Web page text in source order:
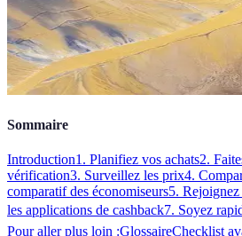
Sommaire
Introduction1. Planifiez vos achats2.
vérification3. Surveillez les prix4.
comparatif des économiseurs5.
les applications de cashback7. Soyez
Pour aller plus loin :GlossaireChecklist